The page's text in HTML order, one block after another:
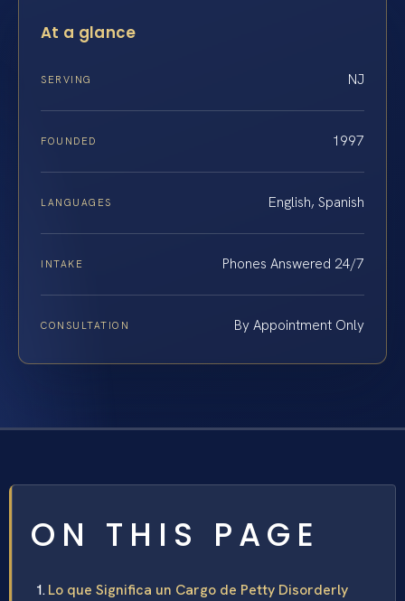
At a glance
SERVING NJ
FOUNDED 1997
LANGUAGES English, Spanish
INTAKE Phones Answered 24/7
CONSULTATION By Appointment Only
ON THIS PAGE
Lo que Significa un Cargo de Petty Disorderly